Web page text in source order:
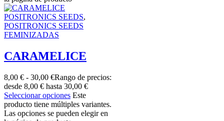
POSITRONICS SEEDS,
POSITRONICS SEEDS
FEMINIZADAS
CARAMELICE
8,00 € - 30,00 €Rango de precios:
desde 8,00 € hasta 30,00 €
Seleccionar opciones Este
producto tiene múltiples variantes.
Las opciones se pueden elegir en